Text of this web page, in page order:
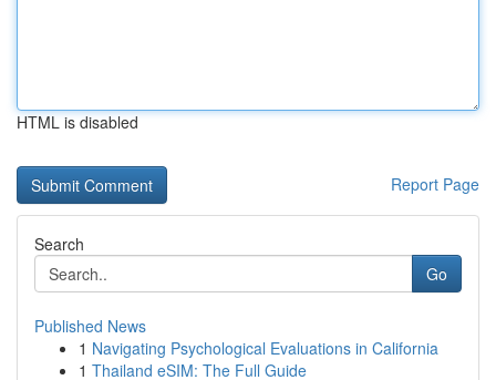
HTML is disabled
Report Page
Search
Go
Published News
1 Navigating Psychological Evaluations in California
1 Thailand eSIM: The Full Guide